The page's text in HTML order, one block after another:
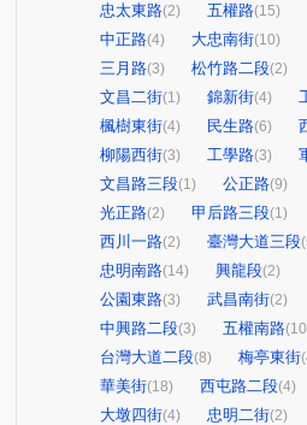
忠太東路(2) 五權路(15)
中正路(4) 大忠南街(10)
三月路(3) 松竹路二段(2)
文昌二街(1) 錦新街(4)
楓樹東街(4) 民生路(6)
柳陽西街(3) 工學路(3)
文昌路三段(1) 公正路(9)
光正路(2) 甲后路三段(1)
西川一路(2) 臺灣大道三段
忠明南路(14) 興龍段(2)
公園東路(3) 武昌南街(2)
中興路二段(3) 五權南路
台灣大道二段(8) 梅亭東街
華美街(18) 西屯路二段(4)
大墩四街(4) 忠明二街(2)